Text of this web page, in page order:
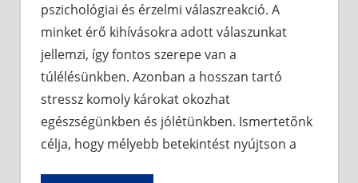
pszichológiai és érzelmi válaszreakció. A
minket érő kihívásokra adott válaszunkat
jellemzi, így fontos szerepe van a
túlélésünkben. Azonban a hosszan tartó
stressz komoly károkat okozhat
egészségünkben és jólétünkben. Ismertetőnk
célja, hogy mélyebb betekintést nyújtson a